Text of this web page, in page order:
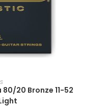
20 Bronze 11-52